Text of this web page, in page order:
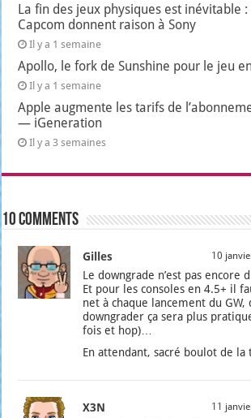
La fin des jeux physiques est inévitable
Capcom donnent raison à Sony
Il y a 1 semaine
Apollo, le fork de Sunshine pour le jeu
Il y a 1 semaine
Apple augmente les tarifs de
— iGeneration
Il y a 3 semaines
10 comments
Gilles 10
Le down­grade n’est pas encore
Et pour les consoles en 4.5+ il
net à chaque lan­ce­ment du GW,
down­gra­der ça sera plus
fois et hop)…
En atten­dant, sacré bou­lot de la
X3N 11